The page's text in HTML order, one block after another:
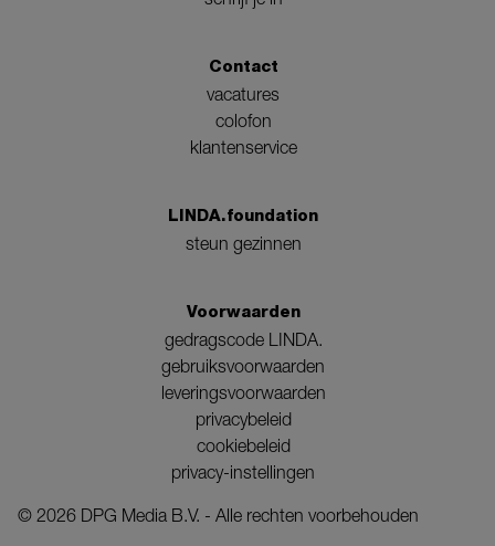
Contact
vacatures
colofon
klantenservice
LINDA.foundation
steun gezinnen
Voorwaarden
gedragscode LINDA.
gebruiksvoorwaarden
leveringsvoorwaarden
privacybeleid
cookiebeleid
privacy-instellingen
© 2026 DPG Media B.V. - Alle rechten voorbehouden